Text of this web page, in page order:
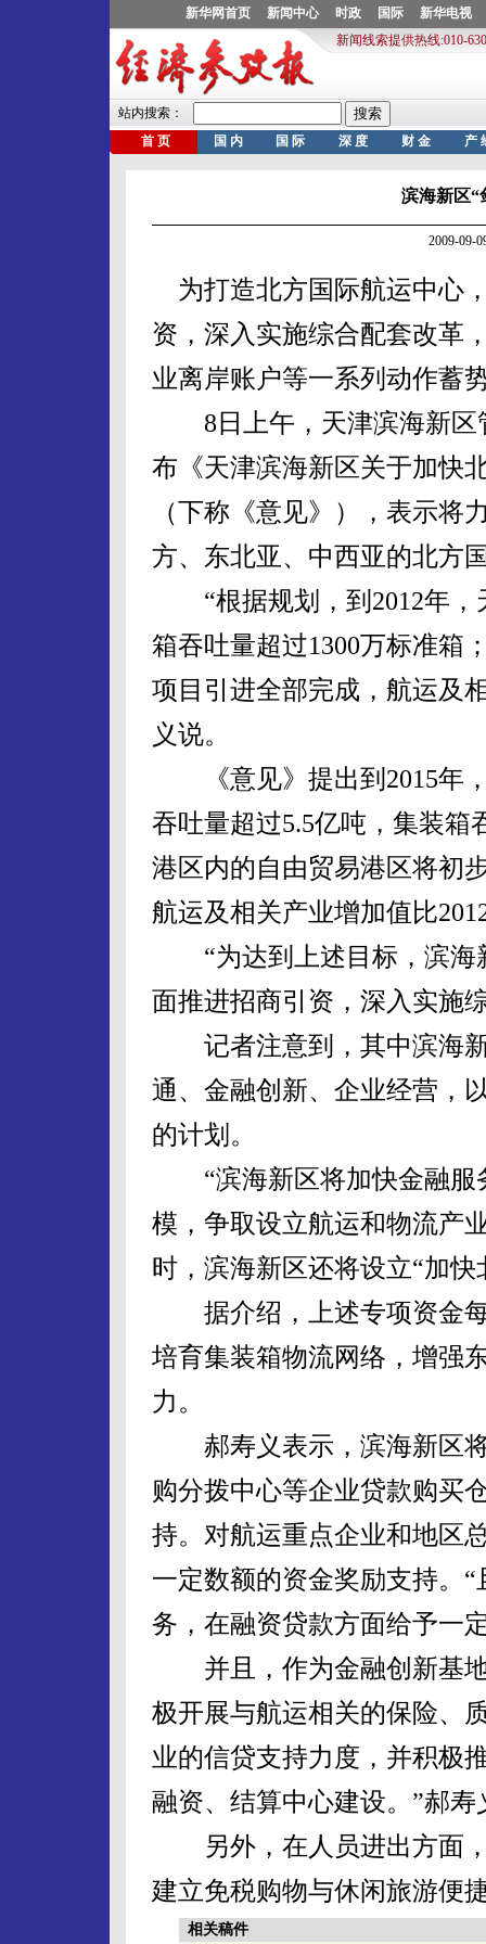
滨海新区“
2009-09-
为打造北方国际航运中心
资，深入实施综合配套改革
业离岸账户等一系列动作蓄
8日上午，天津滨海新区
布《天津滨海新区关于加快
（下称《意见》），表示将
方、东北亚、中西亚的北方
“根据规划，到2012年，
箱吞吐量超过1300万标准箱
项目引进全部完成，航运及
义说。
《意见》提出到2015年，
吞吐量超过5.5亿吨，集装箱
港区内的自由贸易港区将初
航运及相关产业增加值比
“为达到上述目标，滨海
面推进招商引资，深入实施
记者注意到，其中滨海新
通、金融创新、企业经营，
的计划。
“滨海新区将加快金融服
模，争取设立航运和物流产
时，滨海新区还将设立“加
据介绍，上述专项资金每
培育集装箱物流网络，增强
力。
郝寿义表示，滨海新区将
购分拨中心等企业贷款购买
持。对航运重点企业和地区
一定数额的资金奖励支持。
务，在融资贷款方面给予一
并且，作为金融创新基地
极开展与航运相关的保险、
业的信贷支持力度，并积极
融资、结算中心建设。”郝寿
另外，在人员进出方面，
建立免税购物与休闲旅游便
相关稿件